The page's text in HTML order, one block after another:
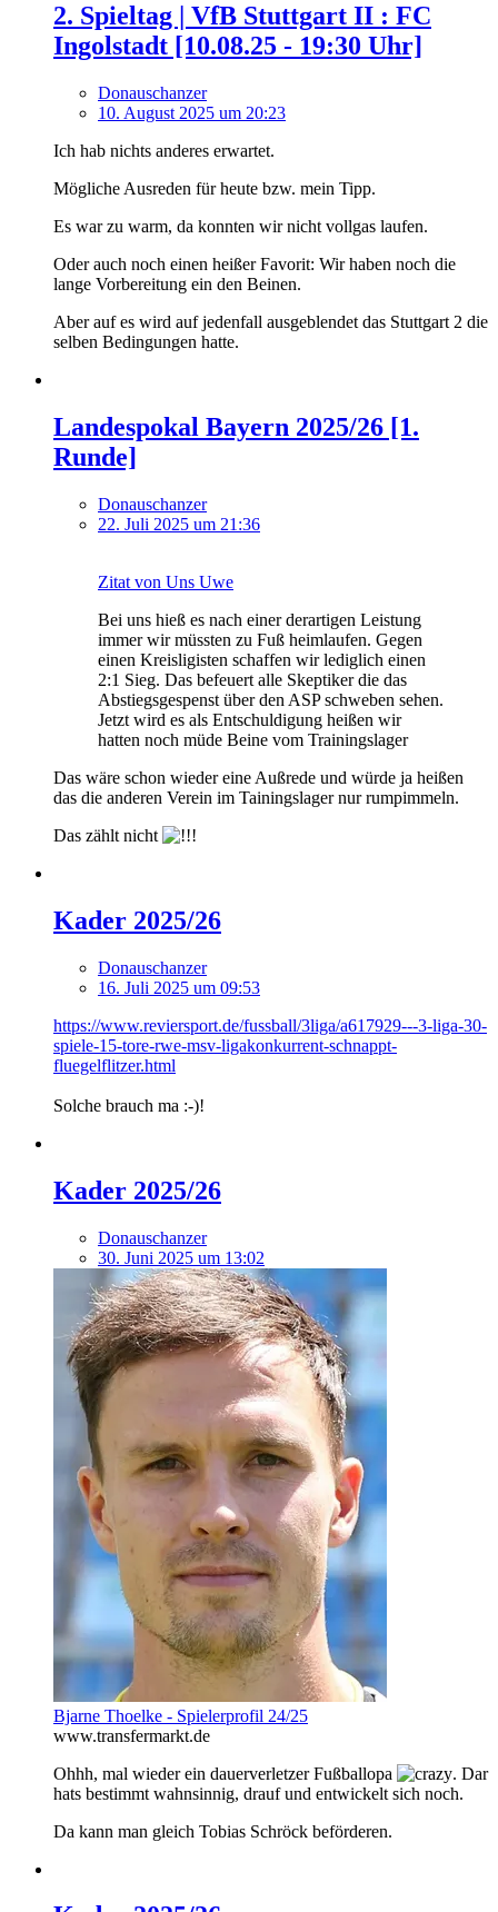
2. Spieltag | VfB Stuttgart II : FC
Ingolstadt [10.08.25 - 19:30 Uhr]
Donauschanzer
10. August 2025 um 20:23
Ich hab nichts anderes erwartet.
Mögliche Ausreden für heute bzw. mein Tipp.
Es war zu warm, da konnten wir nicht vollgas laufen.
Oder auch noch einen heißer Favorit: Wir haben noch die
lange Vorbereitung ein den Beinen.
Aber auf es wird auf jedenfall ausgeblendet das Stuttgart 2 die
selben Bedingungen hatte.
Landespokal Bayern 2025/26 [1.
Runde]
Donauschanzer
22. Juli 2025 um 21:36
Zitat von Uns Uwe
Bei uns hieß es nach einer derartigen Leistung
immer wir müssten zu Fuß heimlaufen. Gegen
einen Kreisligisten schaffen wir lediglich einen
2:1 Sieg. Das befeuert alle Skeptiker die das
Abstiegsgespenst über den ASP schweben sehen.
Jetzt wird es als Entschuldigung heißen wir
hatten noch müde Beine vom Trainingslager
Das wäre schon wieder eine Außrede und würde ja heißen
das die anderen Verein im Tainingslager nur rumpimmeln.
Das zählt nicht
Kader 2025/26
Donauschanzer
16. Juli 2025 um 09:53
https://www.reviersport.de/fussball/3liga/a617929---3-liga-30-
spiele-15-tore-rwe-msv-ligakonkurrent-schnappt-
fluegelflitzer.html
Solche brauch ma :-)!
Kader 2025/26
Donauschanzer
30. Juni 2025 um 13:02
Bjarne Thoelke - Spielerprofil 24/25
www.transfermarkt.de
Ohhh, mal wieder ein dauerverletzer Fußballopa
. Dar
hats bestimmt wahnsinnig, drauf und entwickelt sich noch.
Da kann man gleich Tobias Schröck beförderen.